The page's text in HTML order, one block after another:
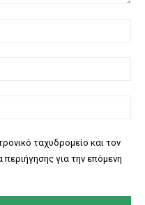
ταχυδρομείο και τον
για την επόμενη